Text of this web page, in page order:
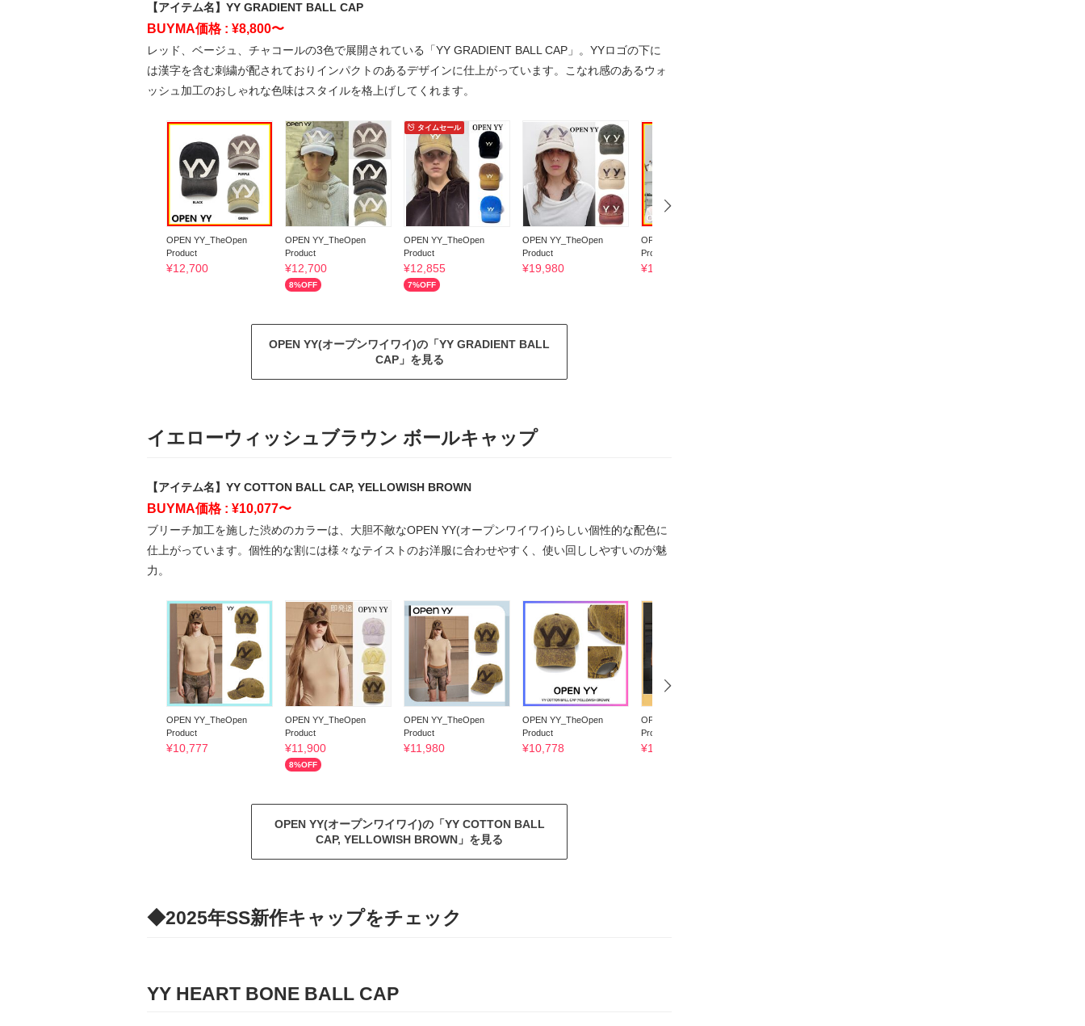
【アイテム名】YY GRADIENT BALL CAP
BUYMA価格 : ¥8,800〜
レッド、ベージュ、チャコールの3色で展開されている「YY GRADIENT BALL CAP」。YYロゴの下に
は漢字を含む刺繍が配されておりインパクトのあるデザインに仕上がっています。こなれ感のあるウォ
ッシュ加工のおしゃれな色味はスタイルを格上げしてくれます。
OPEN YY_TheOpen
Product
¥12,700
OPEN YY_TheOpen
Product
¥12,700
8%OFF
タイムセール
OPEN YY_TheOpen
Product
¥12,855
7%OFF
OPEN YY_TheOpen
Product
¥19,980
OPEN YY_TheOpen
Product
¥12,170
OPEN YY(オープンワイワイ)の「YY GRADIENT BALL
CAP」を見る
イエローウィッシュブラウン ボールキャップ
【アイテム名】YY COTTON BALL CAP, YELLOWISH BROWN
BUYMA価格 : ¥10,077〜
ブリーチ加工を施した渋めのカラーは、大胆不敵なOPEN YY(オープンワイワイ)らしい個性的な配色に
仕上がっています。個性的な割には様々なテイストのお洋服に合わせやすく、使い回ししやすいのが魅
力。
OPEN YY_TheOpen
Product
¥10,777
OPEN YY_TheOpen
Product
¥11,900
8%OFF
OPEN YY_TheOpen
Product
¥11,980
OPEN YY_TheOpen
Product
¥10,778
OPEN YY_TheOpen
Product
¥12,900
OPEN YY(オープンワイワイ)の「YY COTTON BALL
CAP, YELLOWISH BROWN」を見る
◆2025年SS新作キャップをチェック
YY HEART BONE BALL CAP